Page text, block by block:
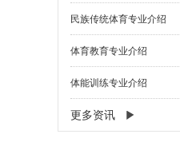
民族传统体育专业介绍
体育教育专业介绍
体能训练专业介绍
更多资讯